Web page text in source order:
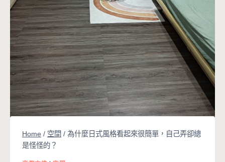
Home / 空間 / 為什麼日式風格看起來很簡單，自己弄卻總
是怪怪的？